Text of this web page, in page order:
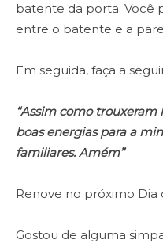
batente da porta. Você
entre o batente e a
Em seguida, faça a
“Assim como trouxeram
boas energias para a
familiares. Amém”
Renove no próximo Dia
Gostou de alguma